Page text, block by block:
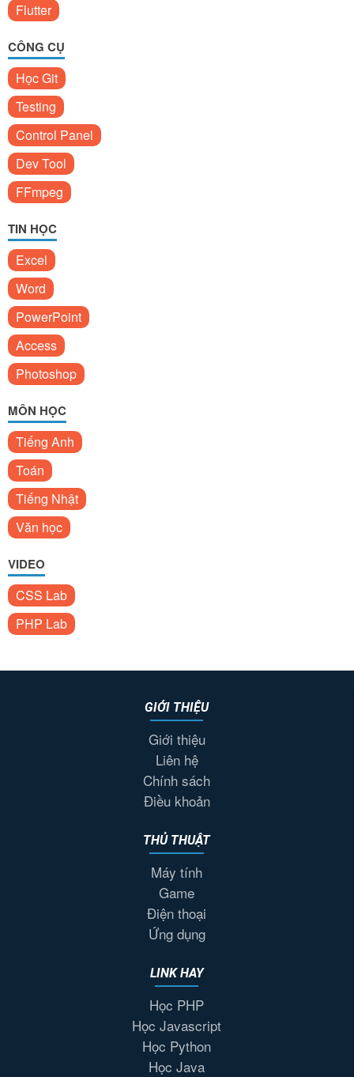
Flutter
CÔNG CỤ
Học Git
Testing
Control Panel
Dev Tool
FFmpeg
TIN HỌC
Excel
Word
PowerPoint
Access
Photoshop
MÔN HỌC
Tiếng Anh
Toán
Tiếng Nhật
Văn học
VIDEO
CSS Lab
PHP Lab
GIỚI THIỆU
Giới thiệu
Liên hệ
Chính sách
Điều khoản
THỦ THUẬT
Máy tính
Game
Điện thoại
Ứng dụng
LINK HAY
Học PHP
Học Javascript
Học Python
Học Java